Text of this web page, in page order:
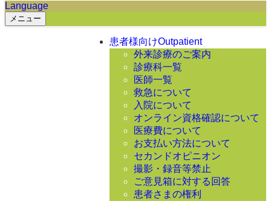
Language
メニュー
患者様向けOutpatient
外来診療のご案内
診療科一覧
医師一覧
救急について
入院について
オンライン資格確認について
医療費について
お支払い方法について
セカンドオピニオン
撮影・録音等禁止
ご意見箱に対する回答
患者さまの権利